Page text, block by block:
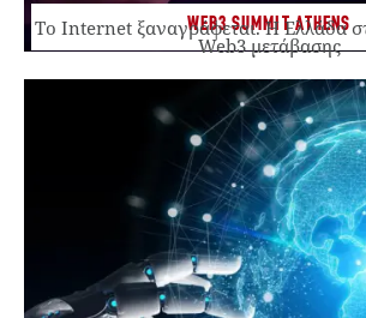
WEB3 SUMMIT ATHENS
Το Internet ξαναγράφεται. Η Ελλάδα
Web3 μετάβασης